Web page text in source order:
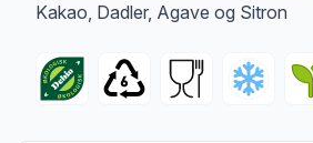
Kakao, Dadler, Agave og Sitron